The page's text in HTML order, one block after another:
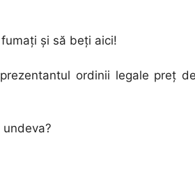
şi să beţi aici!
ordinii legale preţ